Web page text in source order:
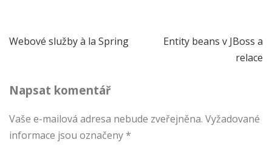
Navigace
příspěvek
Webové služby à la Spring
Entity beans v JBoss a
relace
Napsat komentář
Vaše e-mailová adresa nebude zveřejněna. Vyžadované
informace jsou označeny *